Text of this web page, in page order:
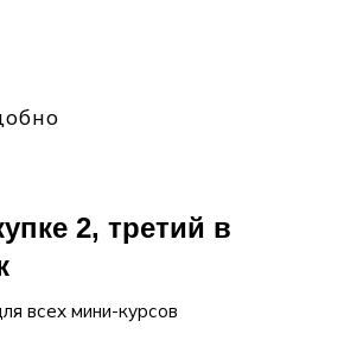
2, третий в
всех мини-курсов